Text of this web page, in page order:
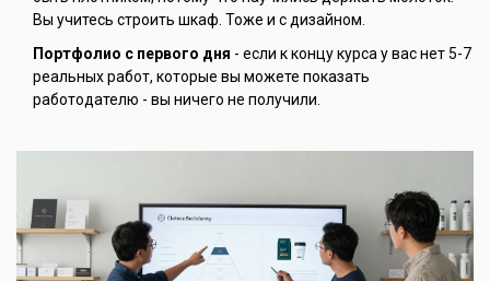
Вы учитесь строить шкаф. Тоже и с дизайном.
Портфолио с первого дня - если к концу курса у вас нет 5-7
реальных работ, которые вы можете показать
работодателю - вы ничего не получили.